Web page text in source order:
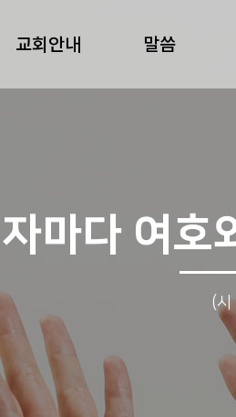
교회안내 말씀
마다 여호
(